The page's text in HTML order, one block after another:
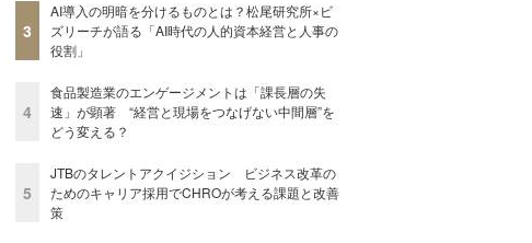
3
AI導入の明暗を分けるものとは？松尾研究所×ビ
ズリーチが語る「AI時代の人的資本経営と人事の
役割」
4
食品製造業のエンゲージメントは「課長層の失
速」が顕著 “経営と現場をつなげない中間層”を
どう変える？
5
JTBのタレントアクイジション ビジネス改革の
ためのキャリア採用でCHROが考える課題と改善
策